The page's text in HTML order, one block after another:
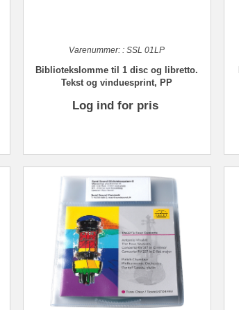
Varenummer: : SSL 01LP
Bibliotekslomme til 1 disc og libretto.
Tekst og vinduesprint, PP
Log ind for pris